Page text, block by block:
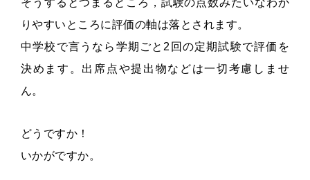
そうするとつまるところ，試験の点数みたいなわか
りやすいところに評価の軸は落とされます。
中学校で言うなら学期ごと2回の定期試験で評価を
決めます。出席点や提出物などは一切考慮しませ
ん。
どうですか！
いかがですか。